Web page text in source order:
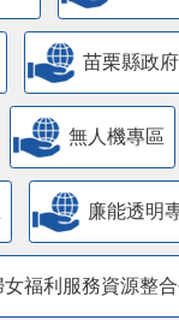
苗栗縣政
無人機專區
廉能透明
福利服務資源整